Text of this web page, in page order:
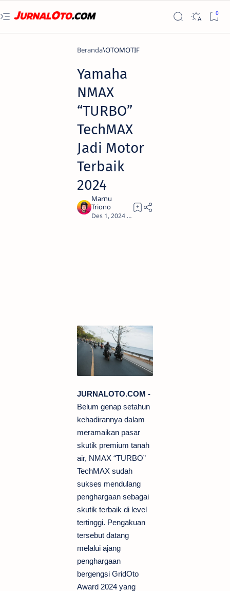
Beranda OTOMOTIF
Yamaha
NMAX
“TURBO”
TechMAX
Jadi Motor
Terbaik
2024
5
JURNALOTO.COM -
Belum genap setahun
kehadirannya dalam
meramaikan pasar
skutik premium tanah
air, NMAX “TURBO”
TechMAX sudah
sukses mendulang
penghargaan sebagai
skutik terbaik di level
tertinggi. Pengakuan
tersebut datang
melalui ajang
penghargaan
bergengsi GridOto
Award 2024 yang